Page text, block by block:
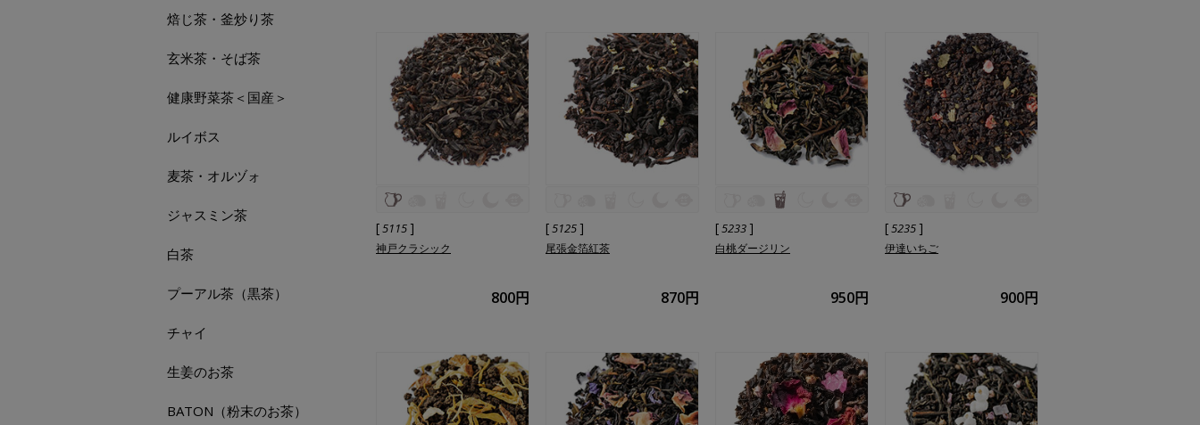
[5115 ]
神戸クラシック
800円
[5125 ]
尾張金箔紅茶
870円
[5233 ]
白桃ダージリン
950円
[5235 ]
伊達いちご
900円
焙じ茶・釜炒り茶
玄米茶・そば茶
健康野菜茶＜国産＞
ルイボス
麦茶・オルヅォ
ジャスミン茶
白茶
プーアル茶（黒茶）
チャイ
生姜のお茶
BATON（粉末のお茶）